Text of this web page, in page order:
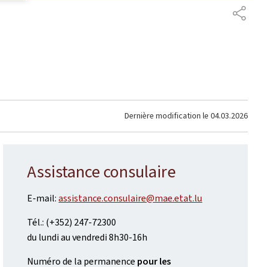
Dernière modification le 04.03.2026
Assistance consulaire
E-mail:assistance.consulaire@mae.etat.lu
Tél.: (+352) 247-72300
du lundi au vendredi 8h30-16h
Numéro de la permanence pour les